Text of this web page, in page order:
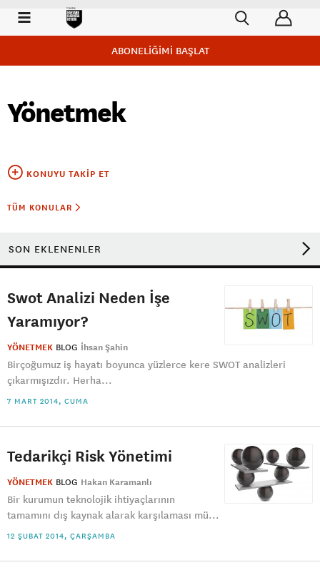
ABONELİĞİMİ BAŞLAT
Yönetmek
KONUYU TAKIP ET
TÜM KONULAR
SON EKLENENLER
Swot Analizi Neden İşe
Yaramıyor?
YÖNETMEK BLOG İhsan Şahin
Birçoğumuz iş hayatı boyunca yüzlerce kere SWOT analizleri
çıkarmışızdır. Herha...
7 MART 2014, CUMA
Tedarikçi Risk Yönetimi
YÖNETMEK BLOG Hakan Karamanlı
Bir kurumun teknolojik ihtiyaçlarının
tamamını dış kaynak alarak karşılaması mü...
12 ŞUBAT 2014, ÇARŞAMBA